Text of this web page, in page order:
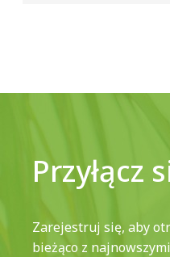
Przyłącz
Zarejestruj się, aby
bieżąco z